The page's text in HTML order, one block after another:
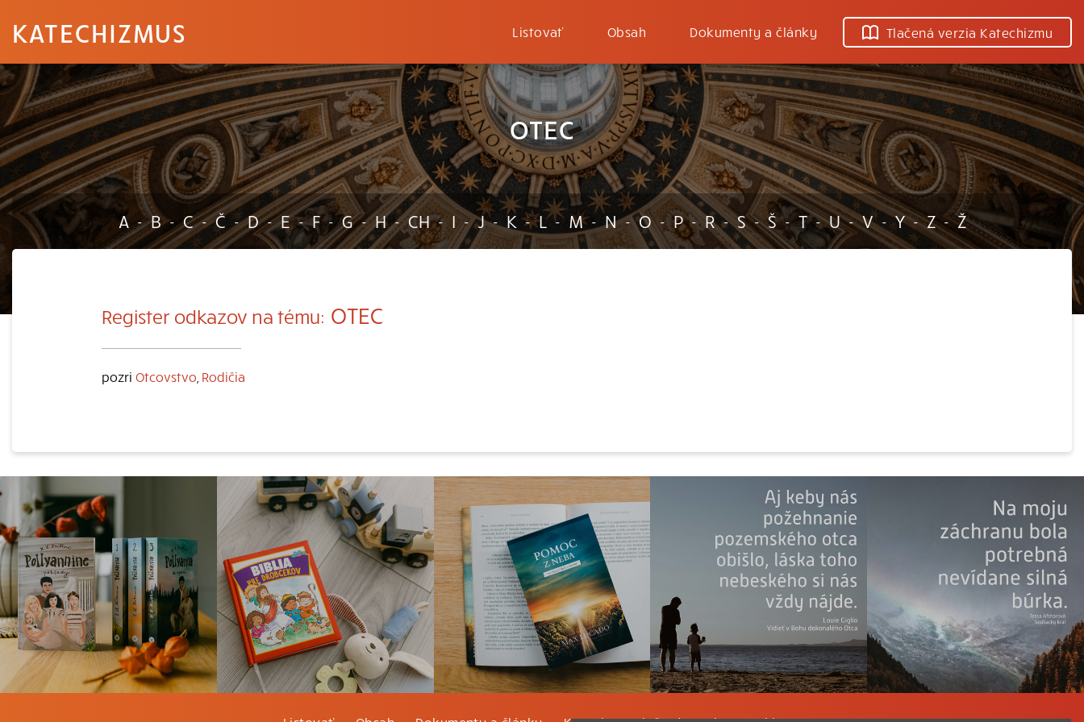
KATECHIZMUS Listovať Obsah Dokumenty a články Tlačená verzia Katechizmu
OTEC
A - B - C - Č - D - E - F - G - H - CH - I - J - K - L - M - N - O - P - R - S - Š - T - U - V - Y - Z - Ž
Register odkazov na tému: OTEC
pozri Otcovstvo Rodičia